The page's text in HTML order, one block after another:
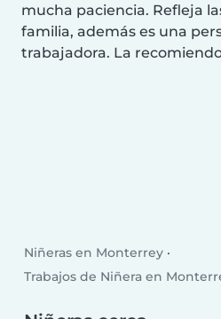
mucha paciencia. Refleja
familia, además es una
trabajadora. La
Niñeras en Monterrey
Trabajos de Niñera en